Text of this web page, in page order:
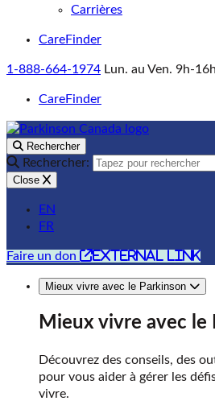
Carrières
CareFinder
1-888-664-1974 Lun. au Ven. 9h-
CareFinder
Rechercher
Rechercher:
Close
EN
FR
Faire un don external link
Mieux vivre avec le Parkinson
Mieux vivre avec le
Découvrez des conseils, des
pour vous aider à gérer les
vivre.